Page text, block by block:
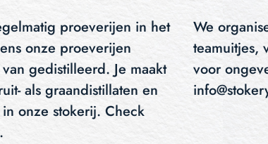
proeverijen in het
onze proeverijen
gedistilleerd. Je maakt
als graandistillaten en
onze stokerij. Check
We
teamuitjes,
voor